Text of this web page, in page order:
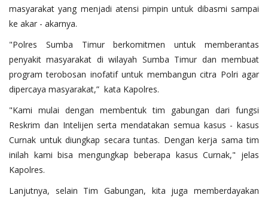
masyarakat yang menjadi atensi pimpin untuk dibasmi sampai
ke akar - akarnya.
"Polres Sumba Timur berkomitmen untuk memberantas
penyakit masyarakat di wilayah Sumba Timur dan membuat
program terobosan inofatif untuk membangun citra Polri agar
dipercaya masyarakat,” kata Kapolres.
"Kami mulai dengan membentuk tim gabungan dari fungsi
Reskrim dan Intelijen serta mendatakan semua kasus - kasus
Curnak untuk diungkap secara tuntas. Dengan kerja sama tim
inilah kami bisa mengungkap beberapa kasus Curnak," jelas
Kapolres.
Lanjutnya, selain Tim Gabungan, kita juga memberdayakan